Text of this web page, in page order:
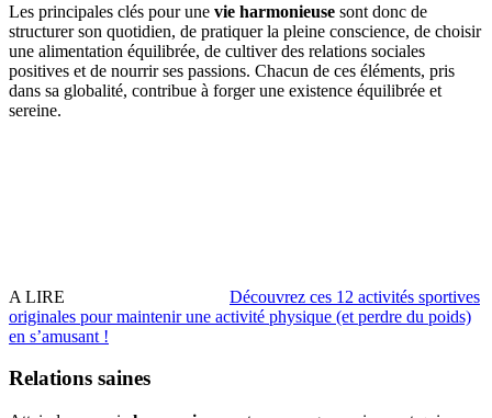
Les principales clés pour une vie harmonieuse sont donc de
structurer son quotidien, de pratiquer la pleine conscience, de choisir
une alimentation équilibrée, de cultiver des relations sociales
positives et de nourrir ses passions. Chacun de ces éléments, pris
dans sa globalité, contribue à forger une existence équilibrée et
sereine.
A LIRE
Découvrez ces 12 activités sportives
originales pour maintenir une activité physique (et perdre du poids)
en sʼamusant !
Relations saines